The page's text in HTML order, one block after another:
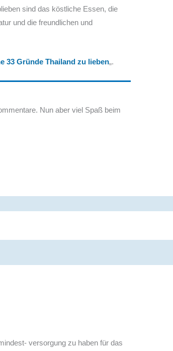
sind das köstliche Essen, die
und die freundlichen und
33 Gründe Thailand zu lieben„.
Nun aber viel Spaß beim
versorgung zu haben für das